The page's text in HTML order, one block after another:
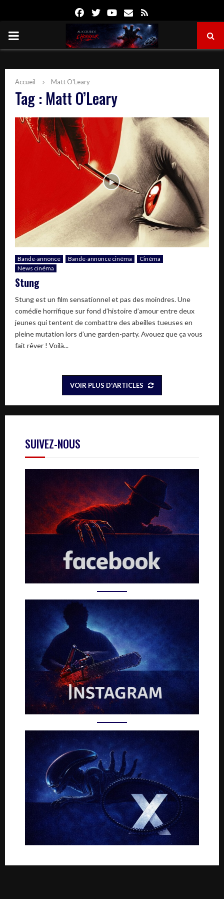
FacebookTwitterYoutube
Email
PRIMARY
Accueil Matt O'Leary
Tag : Matt O’Leary
Bande-annonce Bande-annonce cinéma
Cinéma
News cinéma
Stung
Stung est un film sensationnel et pas des moindres. Une
comédie horrifique sur fond d’histoire d’amour entre deux
jeunes qui tentent de combattre des abeilles tueuses en
pleine mutation lors d’une garden-party. Avouez que ça vous
fait rêver ! Voilà...
VOIR PLUS D'ARTICLES
SUIVEZ-NOUS